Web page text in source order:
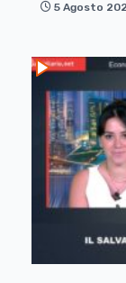
5 Agosto